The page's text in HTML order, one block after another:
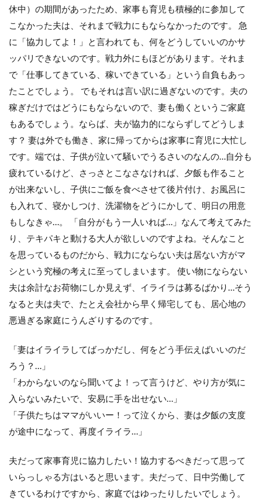
休中）の期間があったため、家事も育児も積極的に参加して
こなかった夫は、それまで戦力にもならなかったのです。 急
に「協力してよ！」と言われても、何をどうしていいのかサ
ッパリできないのです。戦力外にもほどがあります。それま
で「仕事してきている、稼いできている」という自負もあっ
たことでしょう。 でもそれは言い訳に過ぎないのです。夫の
稼ぎだけではどうにもならないので、妻も働くというご家庭
もあるでしょう。ならば、夫が協力的にならずしてどうしま
す？ 妻は外でも働き、家に帰ってからは家事に育児に大忙し
です。端では、子供が泣いて騒いでうるさいのなんの…自分も
疲れているけど、さっさとこなさなければ、夕飯も作ること
が出来ないし、子供にご飯を食べさせて後片付け、お風呂に
も入れて、寝かしつけ、洗濯物をどうにかして、明日の用意
もしなきゃ…。 「自分がもう一人いれば…」なんて考えてみた
り、テキパキと動ける大人が欲しいのですよね。そんなこと
を思っているものだから、戦力にならない夫は居ない方がマ
シという究極の考えに至ってしまいます。 使い物にならない
夫は余計なお荷物にしか見えず、イライラは募るばかり…そう
なると夫は夫で、たとえ会社から早く帰宅しても、居心地の
悪過ぎる家庭にうんざりするのです。
「妻はイライラしてばっかだし、何をどう手伝えばいいのだ
ろう？…」
「わからないのなら聞いてよ！って言うけど、やり方が気に
入らないみたいで、安易に手を出せない…」
「子供たちはママがいいー！って泣くから、妻は夕飯の支度
が途中になって、再度イライラ…」
夫だって家事育児に協力したい！協力するべきだって思って
いらっしゃる方はいると思います。夫だって、日中労働して
きているわけですから、家庭ではゆったりしたいでしょう。